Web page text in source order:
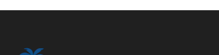
5.Palm beach, 마라라고 트럼프대통령 별장이 있는
(플로리디안의 맛집,카페,문화, 엔터테인먼등 가장 트